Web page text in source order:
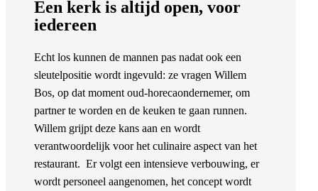
Een kerk is altijd open, voor
iedereen
Echt los kunnen de mannen pas nadat ook een
sleutelpositie wordt ingevuld: ze vragen Willem
Bos, op dat moment oud-horecaondernemer, om
partner te worden en de keuken te gaan runnen.
Willem grijpt deze kans aan en wordt
verantwoordelijk voor het culinaire aspect van het
restaurant. Er volgt een intensieve verbouwing, er
wordt personeel aangenomen, het concept wordt